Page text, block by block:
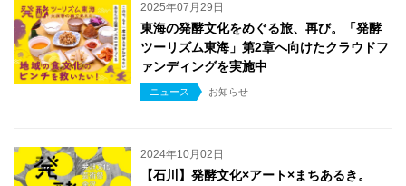
2025年07月29日
東海の発酵文化をめぐる旅、再び。「発酵
ツーリズム東海」第2章へ向けたクラウドフ
ァンディングを実施中
ニュース お知らせ
2024年10月02日
【石川】発酵文化×アート×まちあるき。